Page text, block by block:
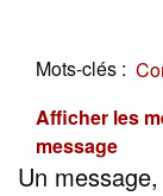
Mots-clés :
Afficher les
message
Un